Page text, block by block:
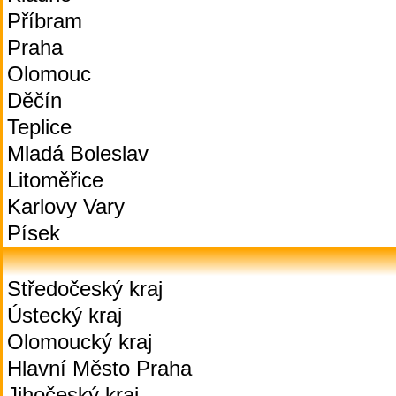
Příbram
Praha
Olomouc
Děčín
Teplice
Mladá Boleslav
Litoměřice
Karlovy Vary
Písek
Středočeský kraj
Ústecký kraj
Olomoucký kraj
Hlavní Město Praha